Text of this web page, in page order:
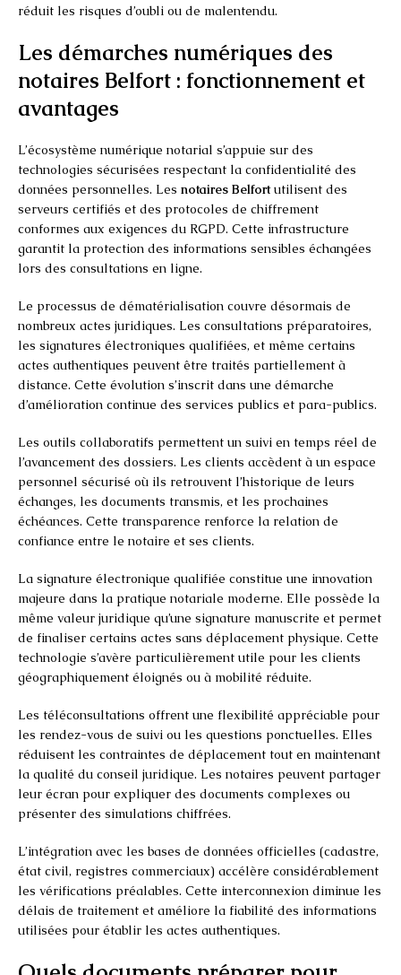
réduit les risques d’oubli ou de malentendu.
Les démarches numériques des
notaires Belfort : fonctionnement et
avantages
L’écosystème numérique notarial s’appuie sur des
technologies sécurisées respectant la confidentialité des
données personnelles. Les notaires Belfortutilisent des
serveurs certifiés et des protocoles de chiffrement
conformes aux exigences du RGPD. Cette infrastructure
garantit la protection des informations sensibles échangées
lors des consultations en ligne.
Le processus de dématérialisation couvre désormais de
nombreux actes juridiques. Les consultations préparatoires,
les signatures électroniques qualifiées, et même certains
actes authentiques peuvent être traités partiellement à
distance. Cette évolution s’inscrit dans une démarche
d’amélioration continue des services publics et para-publics.
Les outils collaboratifs permettent un suivi en temps réel de
l’avancement des dossiers. Les clients accèdent à un espace
personnel sécurisé où ils retrouvent l’historique de leurs
échanges, les documents transmis, et les prochaines
échéances. Cette transparence renforce la relation de
confiance entre le notaire et ses clients.
La signature électronique qualifiée constitue une innovation
majeure dans la pratique notariale moderne. Elle possède la
même valeur juridique qu’une signature manuscrite et permet
de finaliser certains actes sans déplacement physique. Cette
technologie s’avère particulièrement utile pour les clients
géographiquement éloignés ou à mobilité réduite.
Les téléconsultations offrent une flexibilité appréciable pour
les rendez-vous de suivi ou les questions ponctuelles. Elles
réduisent les contraintes de déplacement tout en maintenant
la qualité du conseil juridique. Les notaires peuvent partager
leur écran pour expliquer des documents complexes ou
présenter des simulations chiffrées.
L’intégration avec les bases de données officielles (cadastre,
état civil, registres commerciaux) accélère considérablement
les vérifications préalables. Cette interconnexion diminue les
délais de traitement et améliore la fiabilité des informations
utilisées pour établir les actes authentiques.